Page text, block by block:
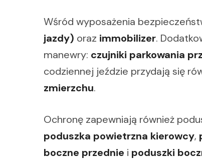
Wśród wyposażenia
jazdy) oraz immobilizer.
manewry: czujniki parkowania
codziennej jeździe przydają się
zmierzchu.
Ochronę zapewniają również
poduszka powietrzna kierowcy,
boczne przednie i poduszki